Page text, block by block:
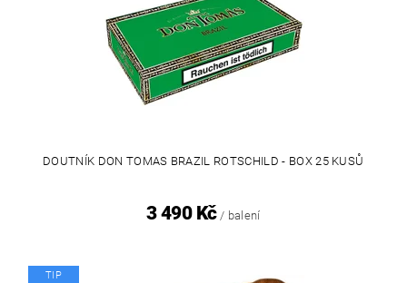
DOUTNÍK DON TOMAS BRAZIL ROTSCHILD - BOX 25 KUSŮ
3 490 Kč / balení
TIP